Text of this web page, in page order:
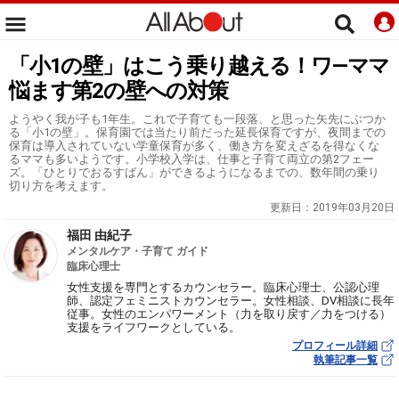
「小1の壁」はこう乗り越える！ワ―ママ
悩ます第2の壁への対策
ようやく我が子も1年生。これで子育ても一段落、と思った矢先にぶつか
る「小1の壁」。保育園では当たり前だった延長保育ですが、夜間までの
保育は導入されていない学童保育が多く、働き方を変えざるを得なくな
るママも多いようです。小学校入学は、仕事と子育て両立の第2フェー
ズ。「ひとりでおるすばん」ができるようになるまでの、数年間の乗り
切り方を考えます。
更新日： 2019年03月20日
福田 由紀子
メンタルケア・子育て ガイド
臨床心理士
女性支援を専門とするカウンセラー。臨床心理士、公認心理
師、認定フェミニストカウンセラー。女性相談、DV相談に長年
従事。女性のエンパワーメント（力を取り戻す／力をつける）
支援をライフワークとしている。
プロフィール詳細
執筆記事一覧